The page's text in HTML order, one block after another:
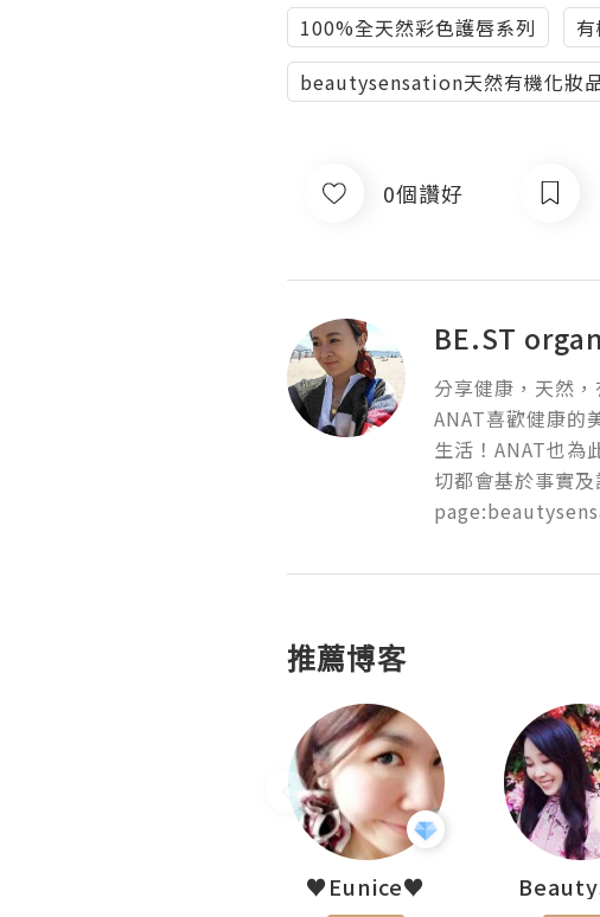
100%全天然彩色護唇系列
beautysensation天然有機化妝
0個讚好
BE.ST
分享健康，天然
ANAT喜歡健康的
生活！ANAT也
切都會基於事實
推薦博客
♥Eunice♥